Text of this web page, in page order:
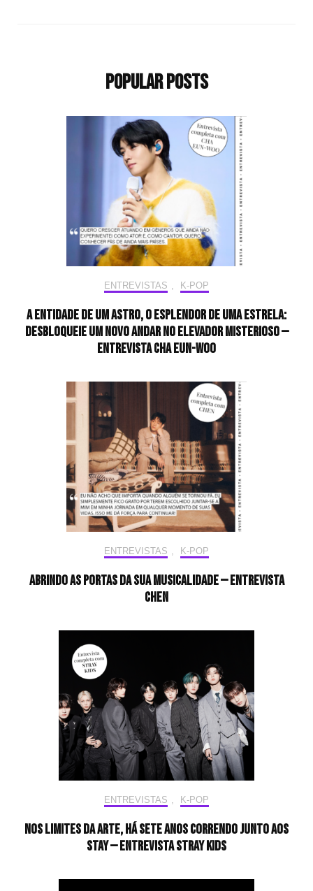
Popular Posts
ENTREVISTAS , K-POP
A entidade de um astro, o esplendor de uma estrela:
desbloqueie um novo andar no elevador misterioso —
Entrevista CHA EUN-WOO
ENTREVISTAS , K-POP
Abrindo as portas da sua musicalidade — Entrevista
CHEN
ENTREVISTAS , K-POP
Nos limites da arte, há sete anos correndo junto aos
STAY — Entrevista Stray Kids